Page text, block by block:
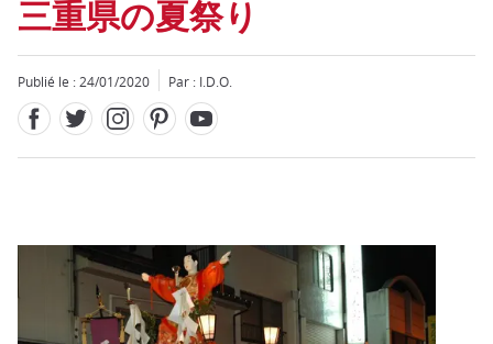
三重県の夏祭り
Publié le : 24/01/2020 Par : I.D.O.
Fermer